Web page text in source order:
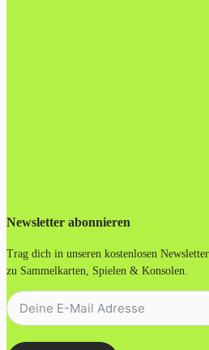
Newsletter abonnieren
Trag dich in unseren kostenlosen
zu Sammelkarten, Spielen & Konsolen.